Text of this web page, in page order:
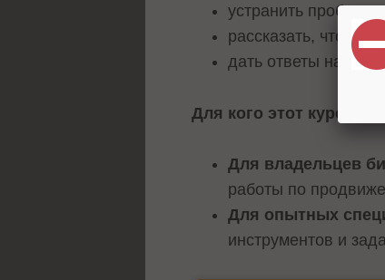
устранить пробелы
рассказать, что
дать ответы на
Для кого этот курс:
Для владельцев
работы по
Для опытных
инструментов и